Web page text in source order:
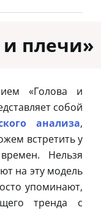
и плечи»
«Голова и
собой
анализа,
встретить у
Нельзя
на эту модель
упоминают,
тренда с